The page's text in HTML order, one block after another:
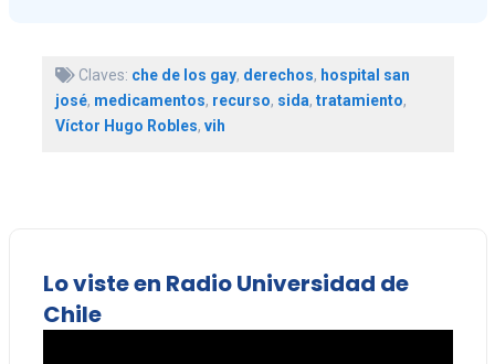
Claves: che de los gay, derechos, hospital san
josé, medicamentos, recurso, sida, tratamiento,
Víctor Hugo Robles, vih
Lo viste en Radio Universidad de
Chile